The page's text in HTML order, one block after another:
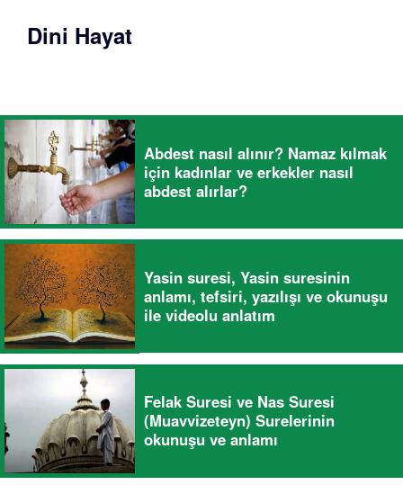
Dini Hayat
Abdest nasıl alınır? Namaz kılmak
için kadınlar ve erkekler nasıl
abdest alırlar?
Yasin suresi, Yasin suresinin
anlamı, tefsiri, yazılışı ve okunuşu
ile videolu anlatım
Felak Suresi ve Nas Suresi
(Muavvizeteyn) Surelerinin
okunuşu ve anlamı